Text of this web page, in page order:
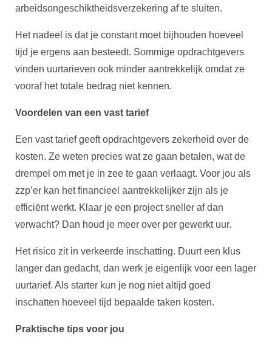
arbeidsongeschiktheidsverzekering af te sluiten.
Het nadeel is dat je constant moet bijhouden hoeveel
tijd je ergens aan besteedt. Sommige opdrachtgevers
vinden uurtarieven ook minder aantrekkelijk omdat ze
vooraf het totale bedrag niet kennen.
Voordelen van een vast tarief
Een vast tarief geeft opdrachtgevers zekerheid over de
kosten. Ze weten precies wat ze gaan betalen, wat de
drempel om met je in zee te gaan verlaagt. Voor jou als
zzp’er kan het financieel aantrekkelijker zijn als je
efficiënt werkt. Klaar je een project sneller af dan
verwacht? Dan houd je meer over per gewerkt uur.
Het risico zit in verkeerde inschatting. Duurt een klus
langer dan gedacht, dan werk je eigenlijk voor een lager
uurtarief. Als starter kun je nog niet altijd goed
inschatten hoeveel tijd bepaalde taken kosten.
Praktische tips voor jou